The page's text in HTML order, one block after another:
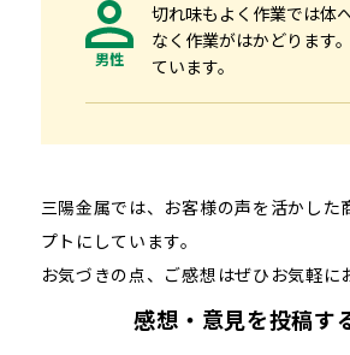
男性
切れ味もよく作業では体
なく作業がはかどります
ています。
三陽金属では、お客様の声を活かした
プトにしています。
お気づきの点、ご感想はぜひお気軽に
感想・意見を投稿す